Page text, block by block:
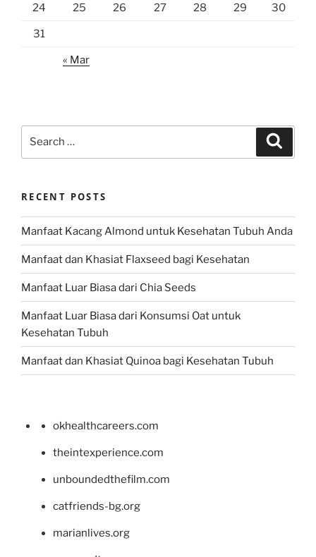
24 25 26 27 28 29 30
31
« Mar
RECENT POSTS
Manfaat Kacang Almond untuk Kesehatan Tubuh Anda
Manfaat dan Khasiat Flaxseed bagi Kesehatan
Manfaat Luar Biasa dari Chia Seeds
Manfaat Luar Biasa dari Konsumsi Oat untuk
Kesehatan Tubuh
Manfaat dan Khasiat Quinoa bagi Kesehatan Tubuh
okhealthcareers.com
theintexperience.com
unboundedthefilm.com
catfriends-bg.org
marianlives.org